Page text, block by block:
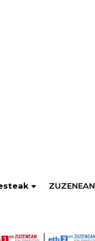
ZUZENEAN